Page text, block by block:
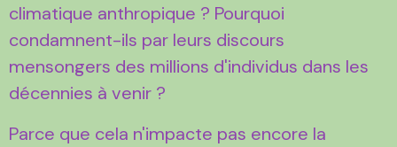
climatique anthropique ? Pourquoi
condamnent-ils par leurs discours
mensongers des millions d'individus dans les
décennies à venir ?
Parce que cela n'impacte pas encore la